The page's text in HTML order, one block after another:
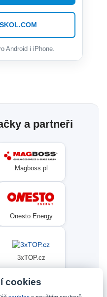
Android i iPhone.
a partneři
Magboss.pl
Onesto Energy
3xTOP.cz
cookies